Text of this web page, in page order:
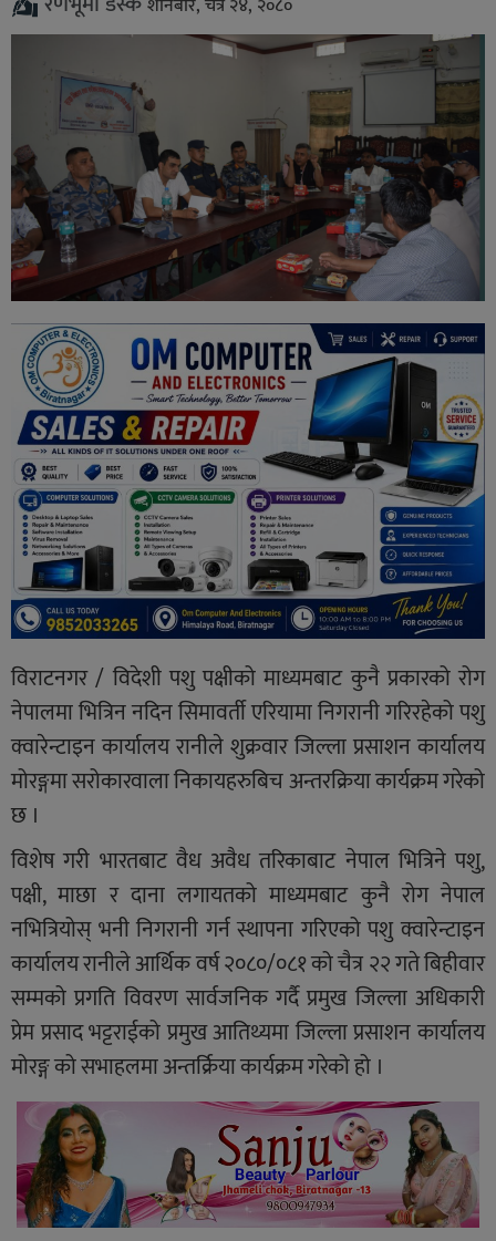
शनिबार, चैत्र २४, २०८०
विराटनगर / विदेशी पशु पक्षीको माध्यमबाट कुनै प्रकारको रोग
नेपालमा भित्रिन नदिन सिमावर्ती एरियामा निगरानी गरिरहेको पशु
क्वारेन्टाइन कार्यालय रानीले शुक्रवार जिल्ला प्रसाशन कार्यालय
मोरङ्गमा सरोकारवाला निकायहरुबिच अन्तरक्रिया कार्यक्रम गरेको
छ ।
विशेष गरी भारतबाट वैध अवैध तरिकाबाट नेपाल भित्रिने पशु,
पक्षी, माछा र दाना लगायतको माध्यमबाट कुनै रोग नेपाल
नभित्रियोस् भनी निगरानी गर्न स्थापना गरिएको पशु क्वारेन्टाइन
कार्यालय रानीले आर्थिक वर्ष २०८०/०८१ को चैत्र २२ गते बिहीवार
सम्मको प्रगति विवरण सार्वजनिक गर्दै प्रमुख जिल्ला अधिकारी
प्रेम प्रसाद भट्टराईको प्रमुख आतिथ्यमा जिल्ला प्रसाशन कार्यालय
मोरङ्ग को सभाहलमा अन्तर्क्रिया कार्यक्रम गरेको हो ।